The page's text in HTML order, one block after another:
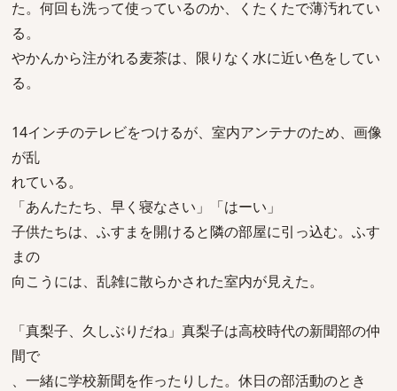
た。何回も洗って使っているのか、くたくたで薄汚れてい
る。
やかんから注がれる麦茶は、限りなく水に近い色をしてい
る。
14インチのテレビをつけるが、室内アンテナのため、画像
が乱
れている。
「あんたたち、早く寝なさい」「はーい」
子供たちは、ふすまを開けると隣の部屋に引っ込む。ふす
まの
向こうには、乱雑に散らかされた室内が見えた。
「真梨子、久しぶりだね」真梨子は高校時代の新聞部の仲
間で
、一緒に学校新聞を作ったりした。休日の部活動のとき